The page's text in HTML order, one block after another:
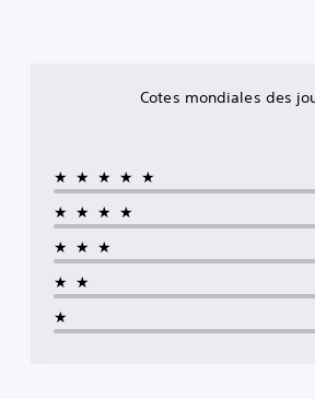
Cotes mondiales des
★★★★★
★★★★
★★★
★★
★